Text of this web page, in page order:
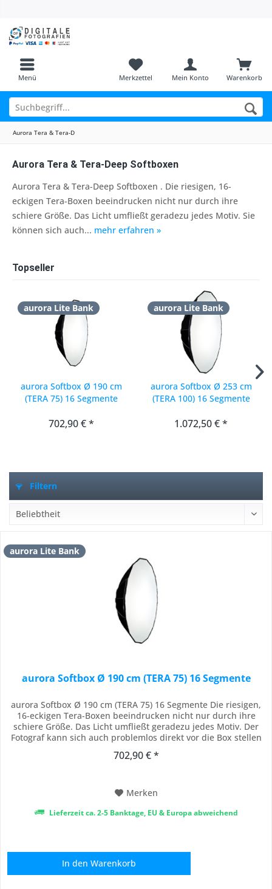
Menü Warenkorb
Merkzettel Mein Konto
Aurora Tera & Tera-D
Aurora Tera & Tera-Deep Softboxen
Aurora Tera & Tera-Deep Softboxen . Die riesigen, 16-
eckigen Tera-Boxen beeindrucken nicht nur durch ihre
schiere Größe. Das Licht umfließt geradezu jedes Motiv. Sie
können sich auch... mehr erfahren »
Topseller
aurora Lite Bank
aurora Softbox Ø 190 cm
(TERA 75) 16 Segmente
702,90 € *
aurora Lite Bank
aurora Softbox Ø 253 cm
(TERA 100) 16 Segmente
1.072,50 € *
Filtern
aurora Lite Bank
aurora Softbox Ø 190 cm (TERA 75) 16 Segmente
aurora Softbox Ø 190 cm (TERA 75) 16 Segmente Die riesigen,
16-eckigen Tera-Boxen beeindrucken nicht nur durch ihre
schiere Größe. Das Licht umfließt geradezu jedes Motiv. Der
Fotograf kann sich auch problemlos direkt vor die Box stellen
überzeugen. Der Frontdiffusor ist aus einem einzigen Stück
702,90 € *
Merken
Lieferzeit ca. 2-5 Banktage, EU & Europa abweichend
In den Warenkorb